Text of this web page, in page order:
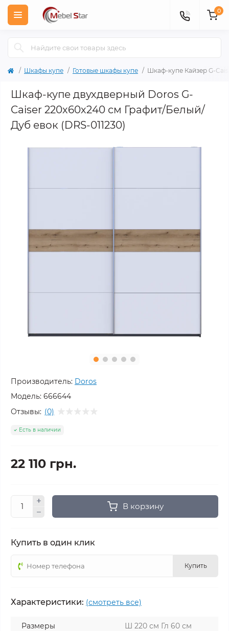
0
Шкафы купе Готовые шкафы купе Шкаф-купе Кайзер G-
Шкаф-купе двухдверный Doros G-
Caiser 220х60х240 см Графит/Белый/
Дуб евок (DRS-011230)
Производитель: Doros
Модель: 666644
Отзывы: (0)
Есть в наличии
22 110 грн.
В корзину
Купить в один клик
Купить
Характеристики: (смотреть все)
Размеры
Ш 220 см Гл 60 см